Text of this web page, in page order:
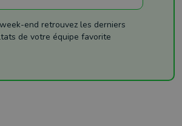
end retrouvez les derniers
de votre équipe favorite